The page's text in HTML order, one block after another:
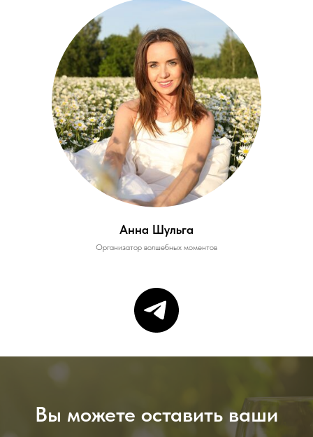
Анна Шульга
Организатор волшебных моментов
Вы можете оставить ваши